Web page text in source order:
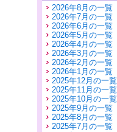
2026年8月の一覧
2026年7月の一覧
2026年6月の一覧
2026年5月の一覧
2026年4月の一覧
2026年3月の一覧
2026年2月の一覧
2026年1月の一覧
2025年12月の一覧
2025年11月の一覧
2025年10月の一覧
2025年9月の一覧
2025年8月の一覧
2025年7月の一覧